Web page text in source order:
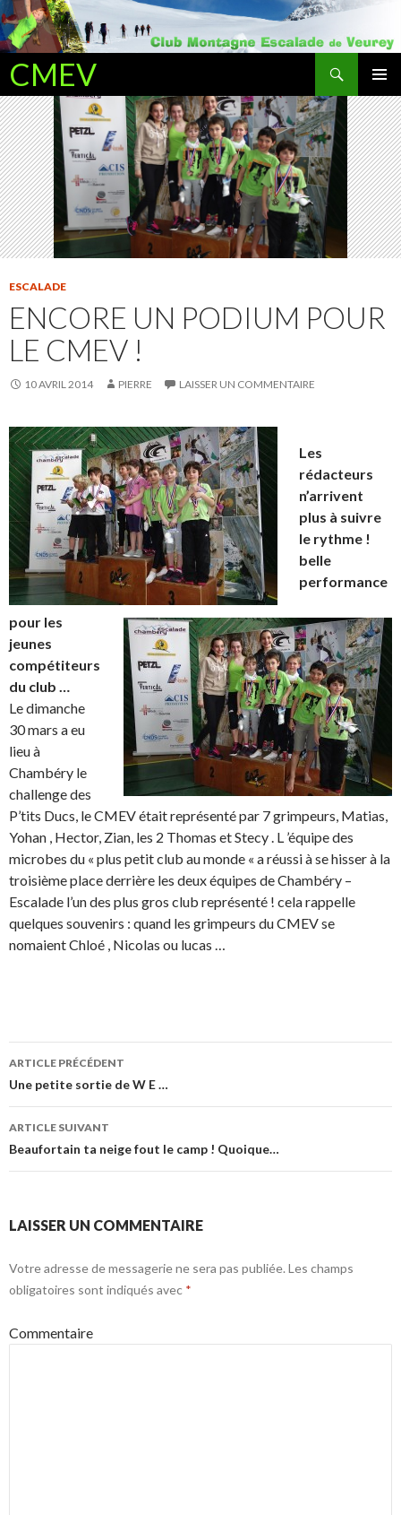
CMEV
Recherche
ALLER AU CONTENU PRINCIPAL
ESCALADE
ENCORE UN PODIUM POUR
LE CMEV !
10 AVRIL 2014 PIERRE LAISSER UN COMMENTAIRE
Les
rédacteurs
n’arrivent
plus à suivre
le rythme !
belle
performance
pour les
jeunes
compétiteurs
du club …
Le dimanche
30 mars a eu
lieu à
Chambéry le
challenge des
P’tits Ducs, le CMEV était représenté par 7 grimpeurs, Matias,
Yohan , Hector, Zian, les 2 Thomas et Stecy . L ’équipe des
microbes du « plus petit club au monde « a réussi à se hisser à la
troisième place derrière les deux équipes de Chambéry –
Escalade l’un des plus gros club représenté ! cela rappelle
quelques souvenirs : quand les grimpeurs du CMEV se
nomaient Chloé , Nicolas ou lucas …
Navigation de l’article
ARTICLE PRÉCÉDENT
Une petite sortie de W E …
ARTICLE SUIVANT
Beaufortain ta neige fout le camp ! Quoique…
LAISSER UN COMMENTAIRE
Votre adresse de messagerie ne sera pas publiée.Les champs
obligatoires sont indiqués avec *
Commentaire